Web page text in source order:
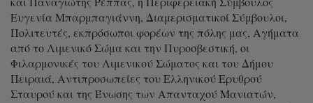
Ευγενία Μπαρμπαγιάννη, Διαμερισματικοί Σύμβουλοι,
Πολιτευτές, εκπρόσωποι φορέων της πόλης μας, Αγήματα
από το Λιμενικό Σώμα και την Πυροσβεστική, οι
Φιλαρμονικές του Λιμενικού Σώματος και του Δήμου
Πειραιά, Αντιπροσωπείες του Ελληνικού Ερυθρού
Σταυρού και της Ένωσης των Απανταχού Μανιατών,